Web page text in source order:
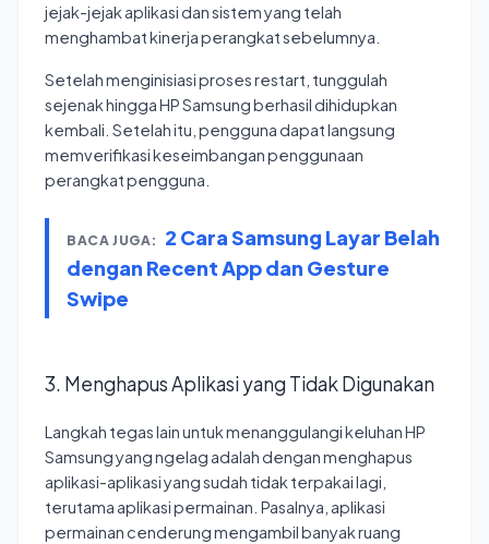
jejak-jejak aplikasi dan sistem yang telah
menghambat kinerja perangkat sebelumnya.
Setelah menginisiasi proses restart, tunggulah
sejenak hingga HP Samsung berhasil dihidupkan
kembali. Setelah itu, pengguna dapat langsung
memverifikasi keseimbangan penggunaan
perangkat pengguna.
BACA JUGA:
2 Cara Samsung Layar Belah
dengan Recent App dan Gesture
Swipe
3. Menghapus Aplikasi yang Tidak Digunakan
Langkah tegas lain untuk menanggulangi keluhan HP
Samsung yang ngelag adalah dengan menghapus
aplikasi-aplikasi yang sudah tidak terpakai lagi,
terutama aplikasi permainan. Pasalnya, aplikasi
permainan cenderung mengambil banyak ruang